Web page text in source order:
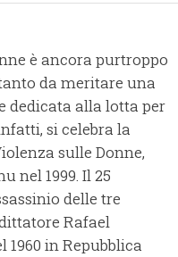
è ancora purtroppo
da meritare una
dedicata alla lotta per
si celebra la
sulle Donne,
nel 1999. Il 25
delle tre
Rafael
in Repubblica